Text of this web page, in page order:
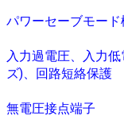
パワーセーブモー
入力過電圧、入力
ズ)、回路短絡保護
無電圧接点端子